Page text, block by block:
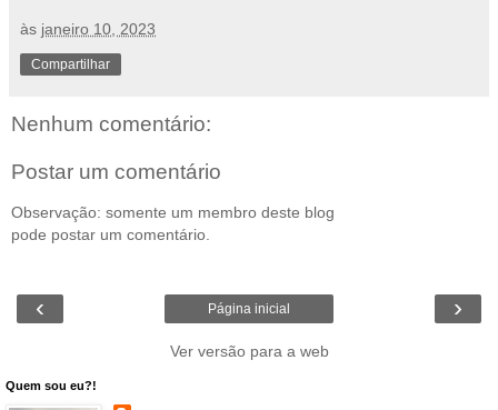
às janeiro 10, 2023
Compartilhar
Nenhum comentário:
Postar um comentário
Observação: somente um membro deste blog
pode postar um comentário.
‹ ›
Página inicial
Ver versão para a web
Quem sou eu?!